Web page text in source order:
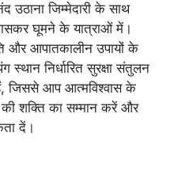
उठाना जिम्मेदारी के साथ
घूमने के यात्राओं में।
और आपातकालीन उपायों के
स्थान निर्धारित सुरक्षा संतुलन
जिससे आप आत्मविश्वास के
शक्ति का सम्मान करें और
दें।